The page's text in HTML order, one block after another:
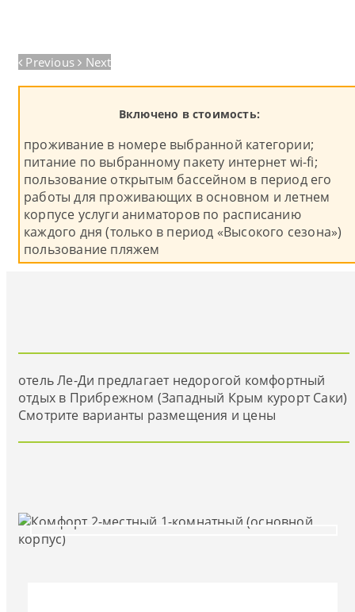
Previous Next
Включено в стоимость:
проживание в номере выбранной категории;
питание по выбранному пакету интернет wi-fi;
пользование открытым бассейном в период его
работы для проживающих в основном и летнем
корпусе услуги аниматоров по расписанию
каждого дня (только в период «Высокого сезона»)
пользование пляжем
отель Ле-Ди предлагает недорогой комфортный
отдых в Прибрежном (Западный Крым курорт Саки)
Смотрите варианты размещения и цены